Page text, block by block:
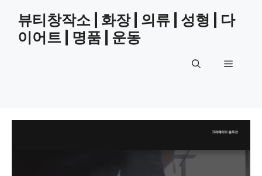
content
뷰티창작소 | 화장 | 의류 | 성형 | 다
이어트 | 명품 | 운동
Menu